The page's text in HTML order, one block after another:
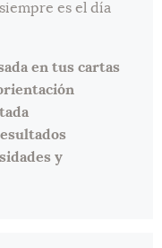
es el día
en tus cartas
y